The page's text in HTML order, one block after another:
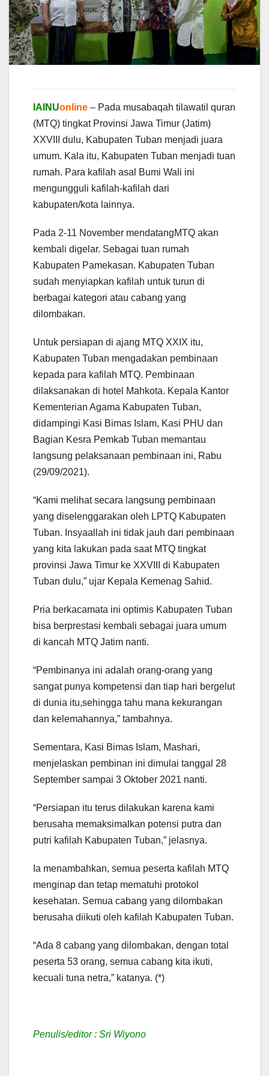
IAINUonline – Pada musabaqah tilawatil quran
(MTQ) tingkat Provinsi Jawa Timur (Jatim)
XXVIII dulu, Kabupaten Tuban menjadi juara
umum. Kala itu, Kabupaten Tuban menjadi tuan
rumah. Para kafilah asal Bumi Wali ini
mengungguli kafilah-kafilah dari
kabupaten/kota lainnya.
Pada 2-11 November mendatangMTQ akan
kembali digelar. Sebagai tuan rumah
Kabupaten Pamekasan. Kabupaten Tuban
sudah menyiapkan kafilah untuk turun di
berbagai kategori atau cabang yang
dilombakan.
Untuk persiapan di ajang MTQ XXIX itu,
Kabupaten Tuban mengadakan pembinaan
kepada para kafilah MTQ. Pembinaan
dilaksanakan di hotel Mahkota. Kepala Kantor
Kementerian Agama Kabupaten Tuban,
didampingi Kasi Bimas Islam, Kasi PHU dan
Bagian Kesra Pemkab Tuban memantau
langsung pelaksanaan pembinaan ini, Rabu
(29/09/2021).
“Kami melihat secara langsung pembinaan
yang diselenggarakan oleh LPTQ Kabupaten
Tuban. Insyaallah ini tidak jauh dari pembinaan
yang kita lakukan pada saat MTQ tingkat
provinsi Jawa Timur ke XXVIII di Kabupaten
Tuban dulu,” ujar Kepala Kemenag Sahid.
Pria berkacamata ini optimis Kabupaten Tuban
bisa berprestasi kembali sebagai juara umum
di kancah MTQ Jatim nanti.
“Pembinanya ini adalah orang-orang yang
sangat punya kompetensi dan tiap hari bergelut
di dunia itu,sehingga tahu mana kekurangan
dan kelemahannya,” tambahnya.
Sementara, Kasi Bimas Islam, Mashari,
menjelaskan pembinan ini dimulai tanggal 28
September sampai 3 Oktober 2021 nanti.
“Persiapan itu terus dilakukan karena kami
berusaha memaksimalkan potensi putra dan
putri kafilah Kabupaten Tuban,” jelasnya.
Ia menambahkan, semua peserta kafilah MTQ
menginap dan tetap mematuhi protokol
kesehatan. Semua cabang yang dilombakan
berusaha diikuti oleh kafilah Kabupaten Tuban.
“Ada 8 cabang yang dilombakan, dengan total
peserta 53 orang, semua cabang kita ikuti,
kecuali tuna netra,” katanya. (*)
Penulis/editor : Sri Wiyono